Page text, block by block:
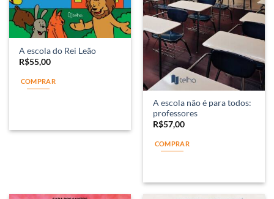
A escola do Rei Leão
R$55,00
COMPRAR
A escola não é para todos:
professores
R$57,00
COMPRAR